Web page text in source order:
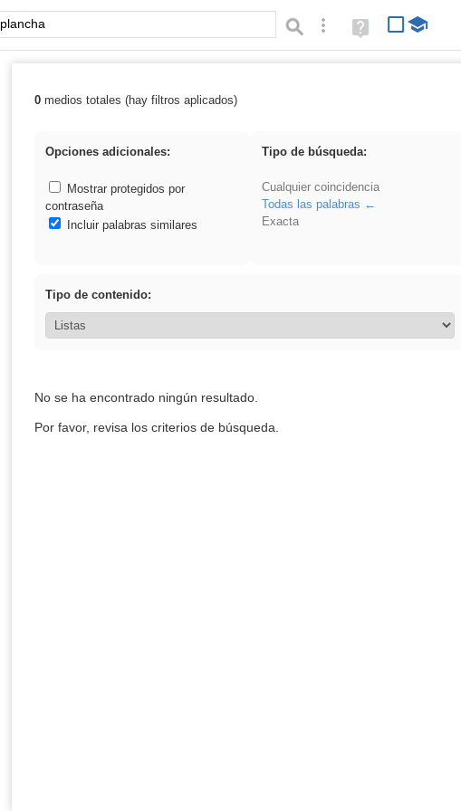
Palabra o frase: Búsqueda avanzada
Ayuda
(en
Resultados de: plancha
0medios totales (hay filtros aplicados)
Opciones adicionales:
Mostrar protegidos por
contraseña
Incluir palabras similares
Tipo de búsqueda:
Cualquier coincidencia
Todas las palabras
Exacta
Tipo de contenido:
No se ha encontrado ningún resultado.
Por favor, revisa los criterios de búsqueda.